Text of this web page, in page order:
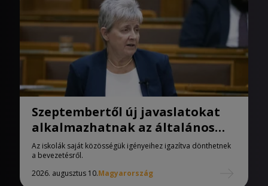
Szeptembertől új javaslatokat
alkalmazhatnak az általános
iskolák
Az iskolák saját közösségük igényeihez igazítva dönthetnek
a bevezetésről.
2026. augusztus 10.Magyarország